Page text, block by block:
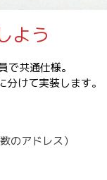
よう
共通仕様。
けて実装します。
のアドレス）